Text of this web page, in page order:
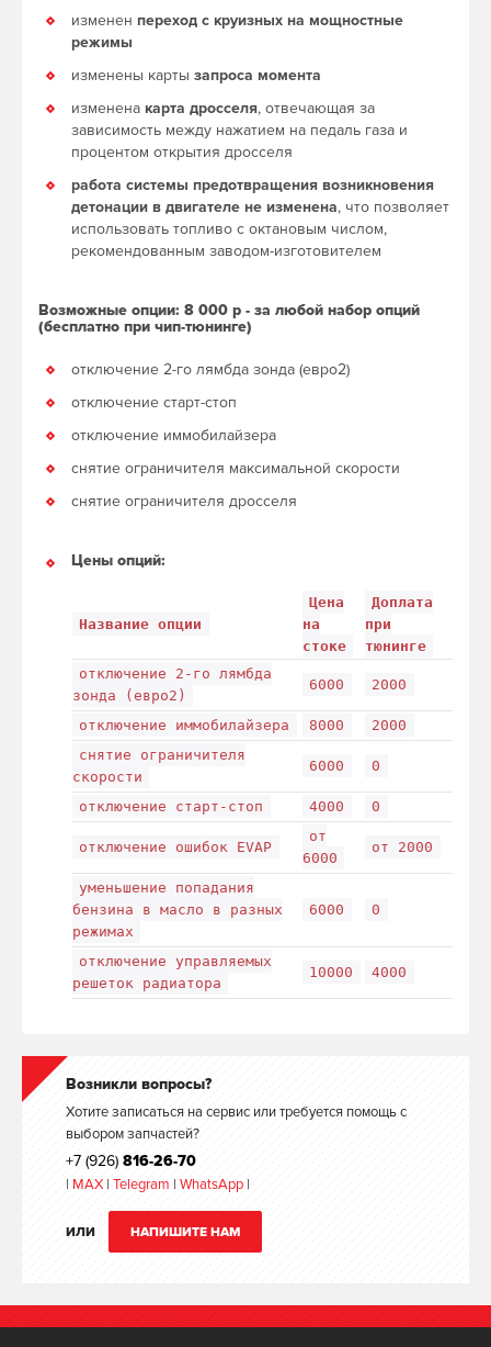
изменен переход с круизных на мощностные
режимы
изменены карты запроса момента
изменена карта дросселя, отвечающая за
зависимость между нажатием на педаль газа и
процентом открытия дросселя
работа системы предотвращения возникновения
детонации в двигателе не изменена, что позволяет
использовать топливо с октановым числом,
рекомендованным заводом-изготовителем
Возможные опции: 8 000 р - за любой набор опций
(бесплатно при чип-тюнинге)
отключение 2-го лямбда зонда (евро2)
отключение старт-стоп
отключение иммобилайзера
снятие ограничителя максимальной скорости
снятие ограничителя дросселя
Цены опций:
Название опции
Цена
на
стоке
Доплата
при
тюнинге
отключение 2-го лямбда
зонда (евро2)
6000 2000
отключение иммобилайзера 8000
2000
снятие ограничителя
скорости
6000 0
отключение старт-стоп 4000 0
отключение ошибок EVAP
от
6000
от 2000
уменьшение попадания
бензина в масло в разных
режимах
6000 0
отключение управляемых
решеток радиатора
10000 4000
Возникли вопросы?
Хотите записаться на сервис или требуется помощь с
выбором запчастей?
+7 (926) 816-26-70
| MAX | Telegram | WhatsApp |
ИЛИ НАПИШИТЕ НАМ